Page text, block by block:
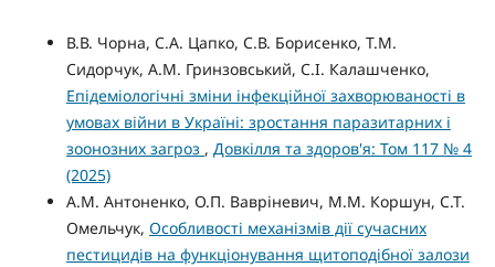
В.В. Чорна, С.А. Цапко, С.В. Борисенко, Т.М.
Сидорчук, А.М. Гринзовський, С.І. Калашченко,
Епідеміологічні зміни інфекційної захворюваності в
умовах війни в Україні: зростання паразитарних і
зоонозних загроз , Довкілля та здоров'я: Том 117 № 4
(2025)
А.М. Антоненко, О.П. Вавріневич, М.М. Коршун, С.Т.
Омельчук, Особливості механізмів дії сучасних
пестицидів на функціонування щитоподібної залози